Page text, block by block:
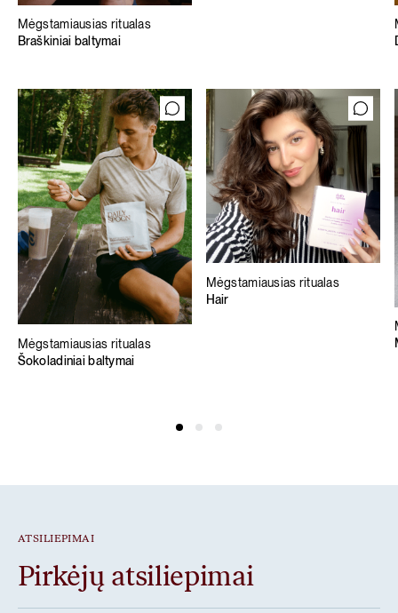
Mėgstamiausias ritualas
Braškiniai baltymai
Mėgstamiausias ritualas
Šokoladiniai baltymai
Mėgstamiausias ritualas
Hair
ATSILIEPIMAI
Pirkėjų atsiliepimai